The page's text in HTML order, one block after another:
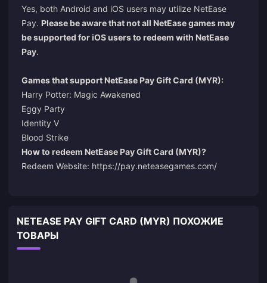
Yes, both Android and iOS users may utilize NetEase
Pay. Please be aware that not all NetEase games may
be supported for iOS users to redeem with NetEase
Pay.
Games that support NetEase Pay Gift Card (MYR):
Harry Potter: Magic Awakened
Eggy Party
Identity V
Blood Strike
How to redeem NetEase Pay Gift Card (MYR)?
Redeem Website: https://pay.neteasegames.com/
NETEASE PAY GIFT CARD (MYR) ПОХОЖИЕ
ТОВАРЫ